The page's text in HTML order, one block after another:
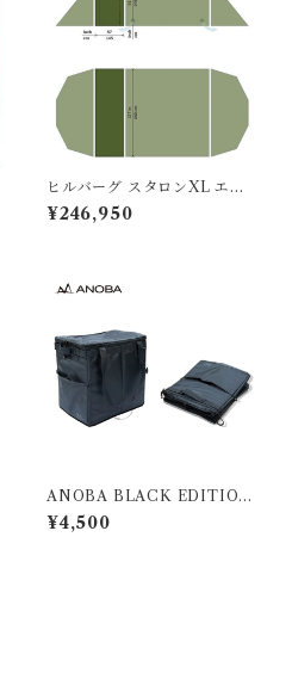
ヒルバーグ スタロンXL エク
ステンション タクティカ
ル ポールセット
¥246,950
ANOBA BLACK EDITION
マルチダストバケット
¥4,500